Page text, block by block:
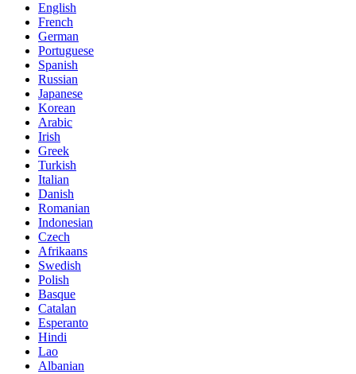
English
French
German
Portuguese
Spanish
Russian
Japanese
Korean
Arabic
Irish
Greek
Turkish
Italian
Danish
Romanian
Indonesian
Czech
Afrikaans
Swedish
Polish
Basque
Catalan
Esperanto
Hindi
Lao
Albanian